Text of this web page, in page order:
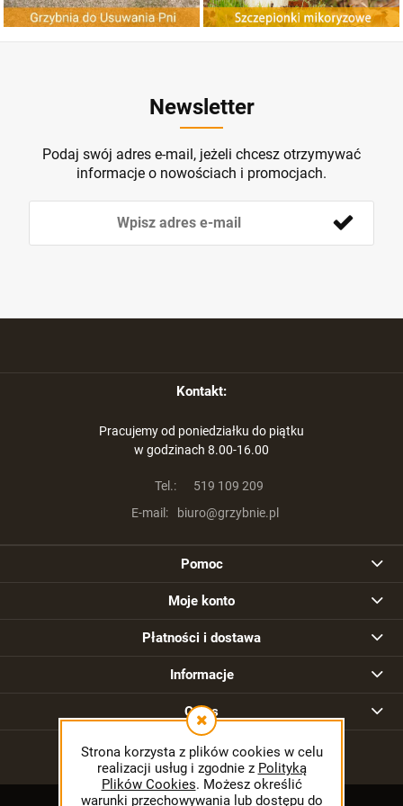
Strona korzysta z plików cookies w celu
realizacji usług i zgodnie z Polityką
Plików Cookies. Możesz określić
warunki przechowywania lub dostępu do
Newsletter
Podaj swój adres e-mail, jeżeli chcesz otrzymywać
informacje o nowościach i promocjach.
Kontakt:
Pracujemy od poniedziałku do piątku
w godzinach 8.00-16.00
Tel.:
519 109 209
E-mail:
biuro@grzybnie.pl
Pomoc
Moje konto
Płatności i dostawa
Informacje
O nas